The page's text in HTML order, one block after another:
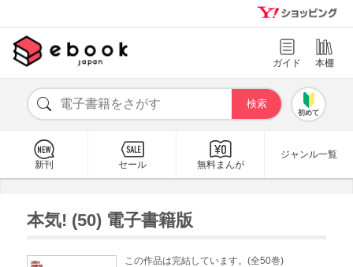
ガイド 本棚
初めて
新刊 セール 無料まんが
ジャンル一覧
本気! (50) 電子書籍版
この作品は完結しています。(全50巻)